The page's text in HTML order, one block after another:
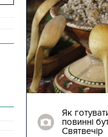
Як
повинні
Святвечір